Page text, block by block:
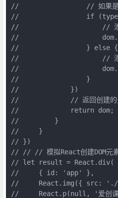
//                 // 如果是
//                 if
//                     // 添加
//
//                 } else {
//                     // 添
//
//                 }
//             })
//             // 返回创建的
//             return dom;
//         }
//     }
// })
// // // 模拟React创建DOM元
// let result = React.div(
//     { id: 'app' },
//     React.img({ src: './
//     React.p(null, '爱创